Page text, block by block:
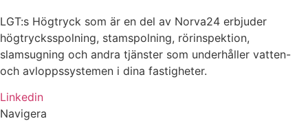
LGT:s Högtryck som är en del av Norva24 erbjuder
högtrycksspolning, stamspolning, rörinspektion,
slamsugning och andra tjänster som underhåller vatten-
och avloppssystemen i dina fastigheter.
Linkedin
Navigera